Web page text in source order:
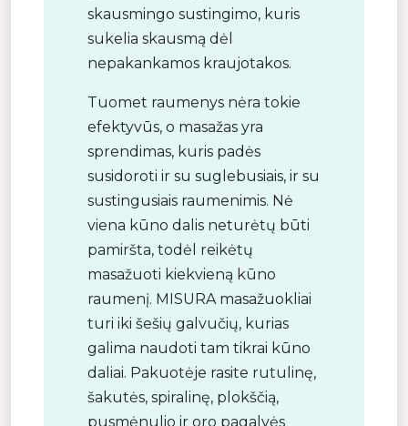
skausmingo sustingimo, kuris
sukelia skausmą dėl
nepakankamos kraujotakos.
Tuomet raumenys nėra tokie
efektyvūs, o masažas yra
sprendimas, kuris padės
susidoroti ir su suglebusiais, ir su
sustingusiais raumenimis. Nė
viena kūno dalis neturėtų būti
pamiršta, todėl reikėtų
masažuoti kiekvieną kūno
raumenį. MISURA masažuokliai
turi iki šešių galvučių, kurias
galima naudoti tam tikrai kūno
daliai. Pakuotėje rasite rutulinę,
šakutės, spiralinę, plokščią,
pusmėnulio ir oro pagalvės